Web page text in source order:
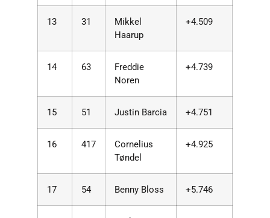
13 31
Mikkel
Haarup
+4.509
14 63
Freddie
Noren
+4.739
15 51 Justin Barcia +4.751
16 417
Cornelius
Tøndel
+4.925
17 54 Benny Bloss +5.746